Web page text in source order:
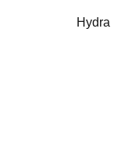
Hydra